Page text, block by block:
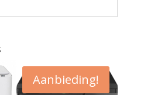
Aanbieding!